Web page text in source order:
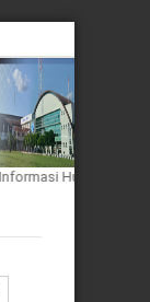
Hukum Nasional